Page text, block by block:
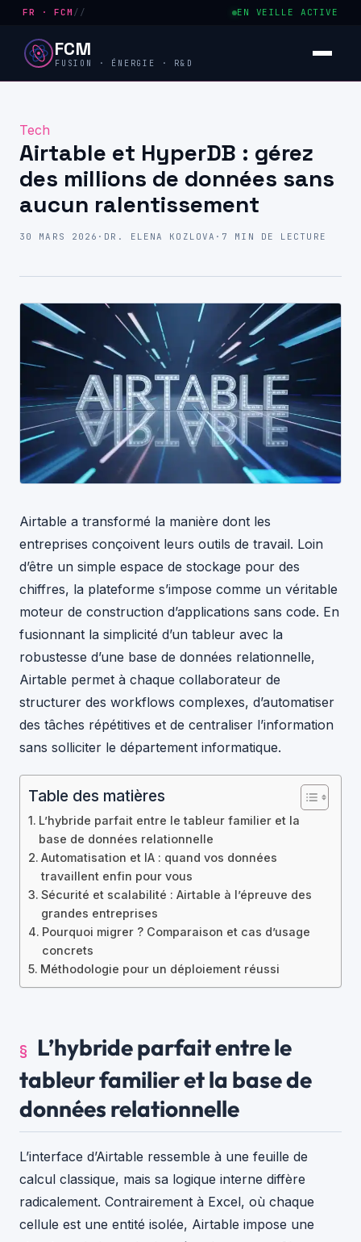
FR · FCM // EN VEILLE ACTIVE
FCM
FUSION · ÉNERGIE · R&D
Tech
Airtable et HyperDB : gérez
des millions de données sans
aucun ralentissement
30 MARS 2026 · DR. ELENA KOZLOVA · 7 MIN DE LECTURE
Airtable a transformé la manière dont les
entreprises conçoivent leurs outils de travail. Loin
d’être un simple espace de stockage pour des
chiffres, la plateforme s’impose comme un véritable
moteur de construction d’applications sans code. En
fusionnant la simplicité d’un tableur avec la
robustesse d’une base de données relationnelle,
Airtable permet à chaque collaborateur de
structurer des workflows complexes, d’automatiser
des tâches répétitives et de centraliser l’information
sans solliciter le département informatique.
Table des matières
L’hybride parfait entre le tableur familier et la
base de données relationnelle
Automatisation et IA : quand vos données
travaillent enfin pour vous
Sécurité et scalabilité : Airtable à l’épreuve des
grandes entreprises
Pourquoi migrer ? Comparaison et cas d’usage
concrets
Méthodologie pour un déploiement réussi
L’hybride parfait entre le
tableur familier et la base de
données relationnelle
L’interface d’Airtable ressemble à une feuille de
calcul classique, mais sa logique interne diffère
radicalement. Contrairement à Excel, où chaque
cellule est une entité isolée, Airtable impose une